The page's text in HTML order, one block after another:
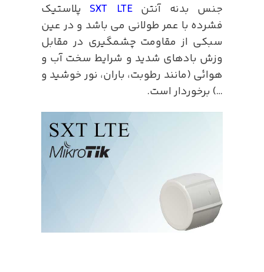
جنس بدنه آنتنSXT LTE پلاستیک
فشرده با عمر طولانی می باشد و در عین
سبکی از مقاومت چشمگیری در مقابل
وزش بادهای شدید و شرایط سخت آب و
هوائی (مانند رطوبت، باران، نور خوشید و
…) برخوردار است.